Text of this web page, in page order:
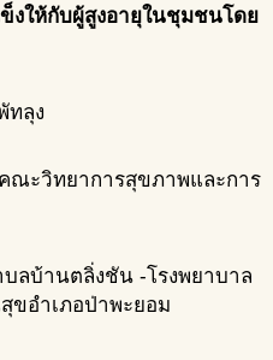
งให้กับผู้สูงอายุในชุมชนโดย
ทลุง
ะวิทยาการสุขภาพและการ
ลบ้านตลิ่งชัน -โรงพยาบาล
ขอำเภอป่าพะยอม